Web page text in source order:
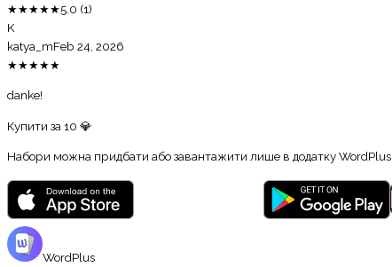
★★★★★5.0 (1)
K
katya_mFeb 24, 2026
★★★★★
danke!
Купити за 10 💎
Набори можна придбати або завантажити лише в додатку WordPlus.
WordPlus